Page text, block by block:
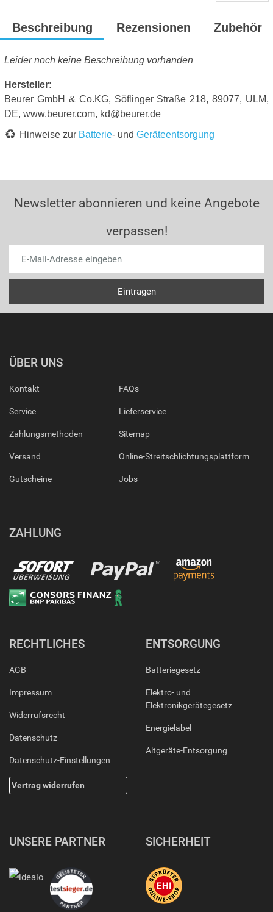
Beschreibung Rezensionen Zubehör
Leider noch keine Beschreibung vorhanden
Hersteller:
Beurer GmbH & Co.KG, Söflinger Straße 218, 89077, ULM,
DE, www.beurer.com, kd@beurer.de
Hinweise zur Batterie- und Geräteentsorgung
Newsletter abonnieren und keine Angebote
verpassen!
ÜBER UNS
Kontakt
Service
Zahlungsmethoden
Versand
Gutscheine
FAQs
Lieferservice
Sitemap
Online-Streitschlichtungsplattform
Jobs
ZAHLUNG
RECHTLICHES
AGB
Impressum
Widerrufsrecht
Datenschutz
Datenschutz-Einstellungen
Vertrag widerrufen
ENTSORGUNG
Batteriegesetz
Elektro- und
Elektronikgerätegesetz
Energielabel
Altgeräte-Entsorgung
UNSERE PARTNER SICHERHEIT